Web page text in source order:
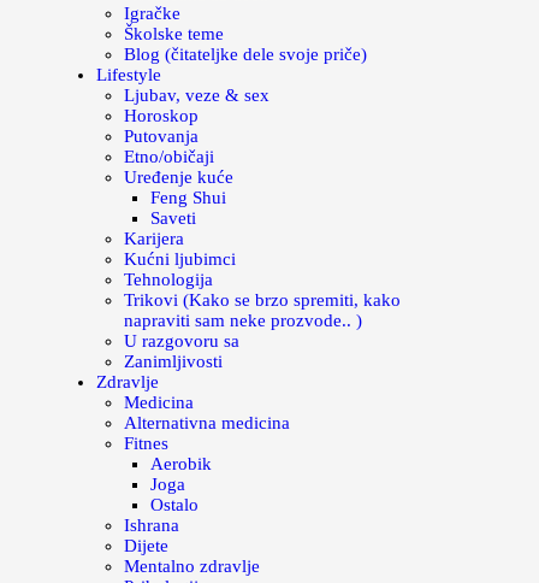
Igračke
Školske teme
Blog (čitateljke dele svoje priče)
Lifestyle
Ljubav, veze & sex
Horoskop
Putovanja
Etno/običaji
Uređenje kuće
Feng Shui
Saveti
Karijera
Kućni ljubimci
Tehnologija
Trikovi (Kako se brzo spremiti, kako
napraviti sam neke prozvode.. )
U razgovoru sa
Zanimljivosti
Zdravlje
Medicina
Alternativna medicina
Fitnes
Aerobik
Joga
Ostalo
Ishrana
Dijete
Mentalno zdravlje